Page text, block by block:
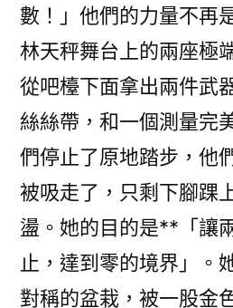
數！」他們的力量不再
林天秤舞台上的兩座極
從吧檯下面拿出兩件武
絲絲帶，和一個測量完
們停止了原地踏步，他
被吸走了，只剩下腳踝
盪。她的目的是**「讓
止，達到零的境界」。
對稱的盆栽，被一股金